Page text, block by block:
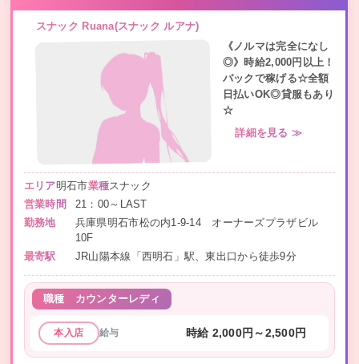
スナック Ruana(スナック ルアナ)
《ノルマは完全になし
◎》時給2,000円以上！
バックで稼げる☆全額
日払いOK◎貸服もあり
☆
詳細を見る ≫
エリア明石市業種スナック
営業時間
21：00～LAST
勤務地
兵庫県明石市松の内1-9-14 オーナーズプラザビル
10F
最寄駅
JR山陽本線「西明石」駅、東出口から徒歩9分
職種 カウンターレディ
本入店 給与 時給 2,000円～2,500円